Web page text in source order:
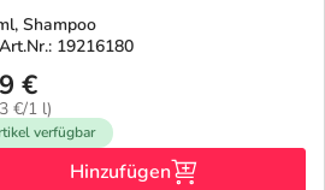
Shampoo
19216180
€
€/1 l)
verfügbar
Hinzufügen